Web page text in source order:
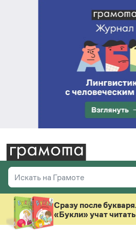
Искать на Грамоте
Справочная служба
Везде